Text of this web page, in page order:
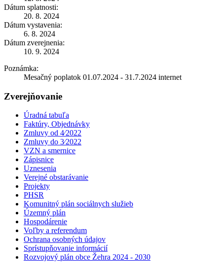
Dátum splatnosti:
20. 8. 2024
Dátum vystavenia:
6. 8. 2024
Dátum zverejnenia:
10. 9. 2024
Poznámka:
Mesačný poplatok 01.07.2024 - 31.7.2024 internet
Zverejňovanie
Úradná tabuľa
Faktúry, Objednávky
Zmluvy od 4⁄2022
Zmluvy do 3⁄2022
VZN a smernice
Zápisnice
Uznesenia
Verejné obstarávanie
Projekty
PHSR
Komunitný plán sociálnych služieb
Územný plán
Hospodárenie
Voľby a referendum
Ochrana osobných údajov
Sprístupňovanie informácií
Rozvojový plán obce Žehra 2024 - 2030